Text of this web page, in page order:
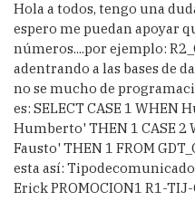
Hola a todos, tengo una
espero me puedan apoyar
números....por ejemplo:
adentrando a las bases de
no se mucho de
es: SELECT CASE 1 WHEN
Humberto' THEN 1 CASE 2
Fausto' THEN 1 FROM
esta así:
Erick PROMOCION1 R1-